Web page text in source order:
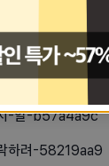
-52f3cc6f
데-add8381c
면-1a3b1e68
-알-b57a4a9c
하려-58219aa9